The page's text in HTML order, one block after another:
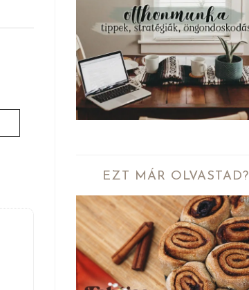
EZT MÁR OLVASTAD?